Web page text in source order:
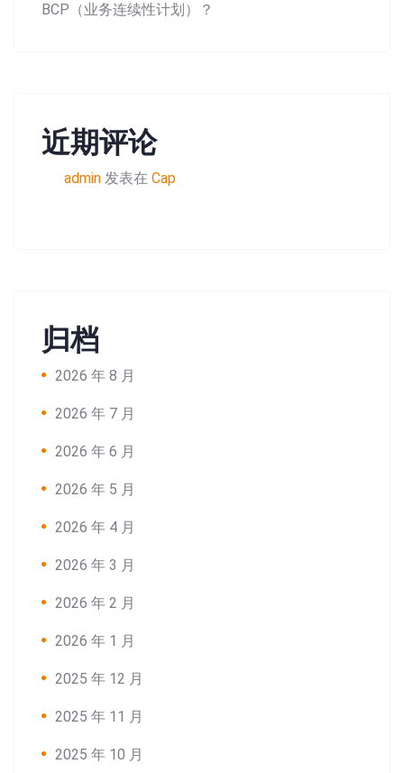
BCP（业务连续性计划）？
近期评论
admin 发表在 Cap
归档
2026 年 8 月
2026 年 7 月
2026 年 6 月
2026 年 5 月
2026 年 4 月
2026 年 3 月
2026 年 2 月
2026 年 1 月
2025 年 12 月
2025 年 11 月
2025 年 10 月